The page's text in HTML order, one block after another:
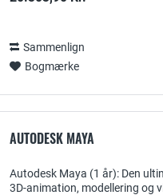
Sammenlign
Bogmærke
AUTODESK MAYA
Autodesk Maya (1 år): Den
3D-animation, modellering og